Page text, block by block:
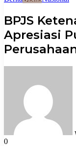
BPJS
Apresiasi
0